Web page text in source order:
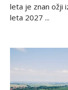
leta je znan ožji
leta 2027 ...